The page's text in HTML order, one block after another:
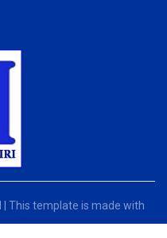
This template is made with